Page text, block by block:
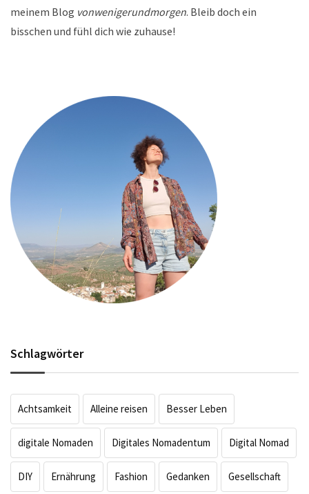
meinem Blog vonwenigerundmorgen. Bleib doch ein
bisschen und fühl dich wie zuhause!
Schlagwörter
Achtsamkeit Alleine reisen Besser Leben
digitale Nomaden Digitales Nomadentum Digital Nomad
DIY Ernährung Fashion Gedanken Gesellschaft